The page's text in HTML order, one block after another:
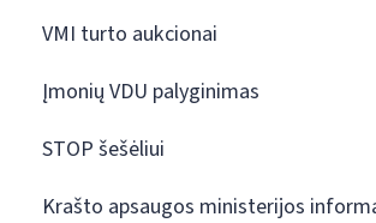
VMI turto aukcionai
Įmonių VDU palyginimas
STOP šešėliui
Krašto apsaugos ministerijos